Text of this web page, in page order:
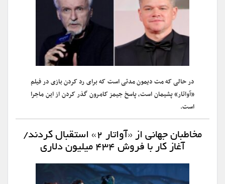
در حالی که مت دیمون مدتی است که برای رد کردن بازی در فیلم
«آواتار» پشیمان است، پاسخ جیمز کامرون گذر کردن از این ماجرا
است.
مخاطبان جهانی از «آواتار ۲» استقبال کردند/
آغاز کار با فروش ۴۳۴ میلیون دلاری